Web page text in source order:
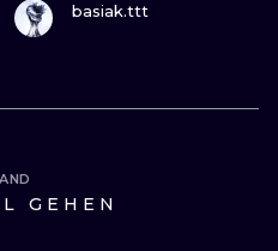
basiak.ttt
GEHEN